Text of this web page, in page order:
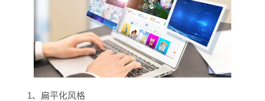
1、扁平化风格